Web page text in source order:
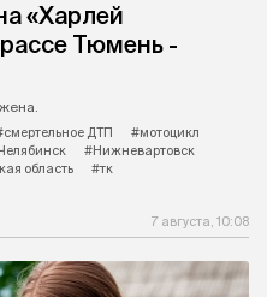
«Харлей
Тюмень -
ДТП
#мотоцикл
#Нижневартовск
область #тк
7 августа, 10:08